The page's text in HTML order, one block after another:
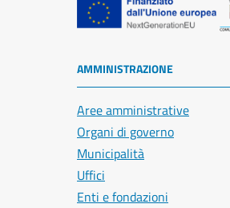
AMMINISTRAZIONE
Aree amministrative
Organi di governo
Municipalità
Uffici
Enti e fondazioni